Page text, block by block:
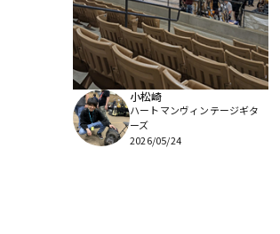
小松崎
ハートマンヴィンテージギタ
ーズ
2026/05/24